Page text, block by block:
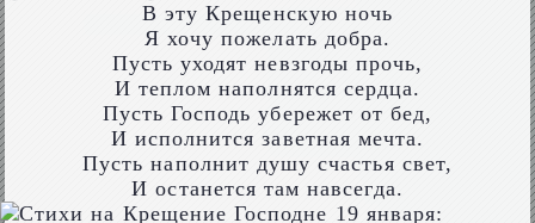
В эту Крещенскую ночь
Я хочу пожелать добра.
Пусть уходят невзгоды прочь,
И теплом наполнятся сердца.
Пусть Господь убережет от бед,
И исполнится заветная мечта.
Пусть наполнит душу счастья свет,
И останется там навсегда.